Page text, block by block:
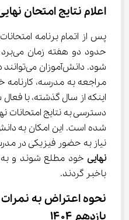
اعلام نتایج امتحان نهایی
حدود
شود.
مراجعه به مدرسه، کارنامه
اینکه از سال گذشته، با
دسترسی به نتایج امتحانات
نیاز به حضور فیزیکی در
نهایی
باخبر گردند.
نحوه اعتراض به نمرات
یازدهم ۱۴۰۴